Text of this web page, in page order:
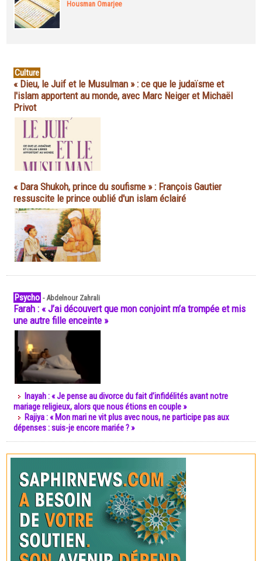
Housman Omarjee
Culture
« Dieu, le Juif et le Musulman » : ce que le judaïsme et
l'islam apportent au monde, avec Marc Neiger et Michaël
Privot
« Dara Shukoh, prince du soufisme » : François Gautier
ressuscite le prince oublié d'un islam éclairé
Psycho -Abdelnour Zahrali
Farah : « J’ai découvert que mon conjoint m’a trompée et mis
une autre fille enceinte »
Inayah : « Je pense au divorce du fait d’infidélités avant notre
mariage religieux, alors que nous étions en couple »
Rajiya : « Mon mari ne vit plus avec nous, ne participe pas aux
dépenses : suis-je encore mariée ? »